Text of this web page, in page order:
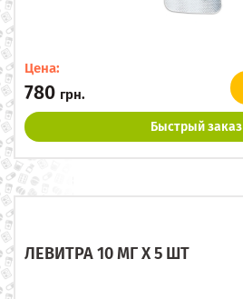
Цена:
780 грн.
Быстрый заказ
ЛЕВИТРА 10 МГ X 5 ШТ